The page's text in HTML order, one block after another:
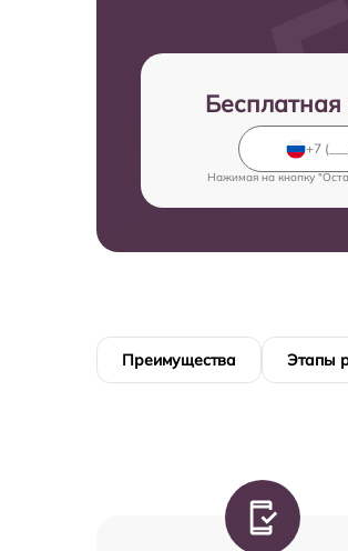
Бесплатная
Нажимая на кнопку
Преимущества Этапы